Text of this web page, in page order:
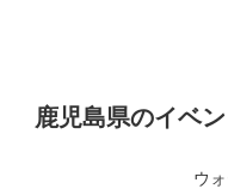
鹿児島県のイベ
ウ